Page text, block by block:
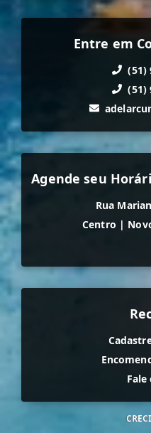
Entre em
(51)
(51)
Agende seu
Rua
Centro |
Fale
CRECI